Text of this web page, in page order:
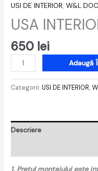
USI DE INTERIOR, W&L
USA
650 lei
Adaugă
Categorii: USI DE INTERIOR,
Descriere
1. Pretul montajului este